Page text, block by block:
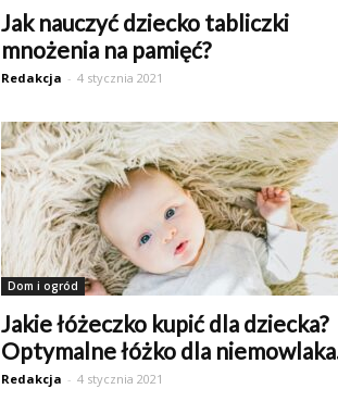
Jak nauczyć dziecko tabliczki
mnożenia na pamięć?
Redakcja - 4 stycznia 2021
Dom i ogród
Jakie łóżeczko kupić dla dziecka?
Optymalne łóżko dla
Redakcja - 4 stycznia 2021